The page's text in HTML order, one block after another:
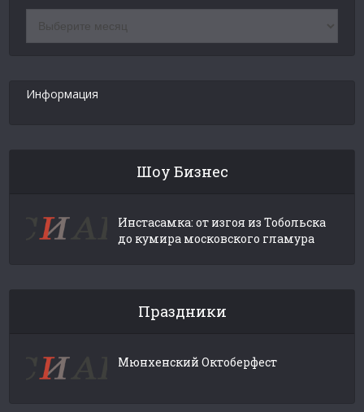
новостей
Информация
Шоу Бизнес
Инстасамка: от изгоя из Тобольска
до кумира московского гламура
Праздники
Мюнхенский Октоберфест